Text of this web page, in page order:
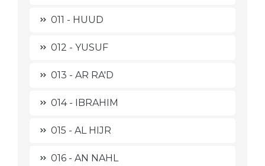
011 - HUUD
012 - YUSUF
013 - AR RA'D
014 - IBRAHIM
015 - AL HIJR
016 - AN NAHL